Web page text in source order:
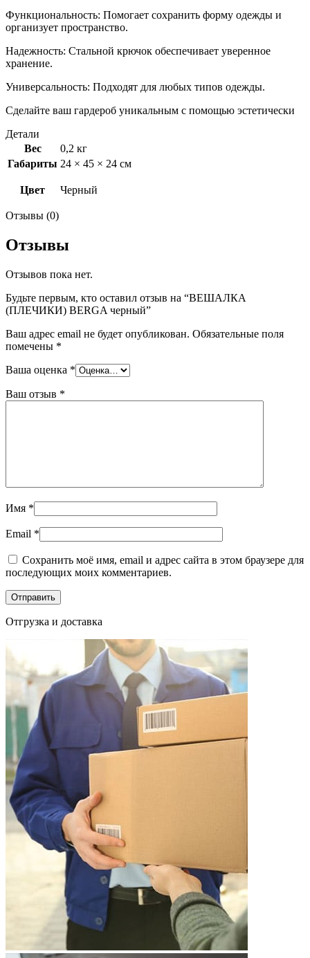
Функциональность: Помогает сохранить форму одежды и
организует пространство.
Надежность: Стальной крючок обеспечивает уверенное
хранение.
Универсальность: Подходят для любых типов одежды.
Сделайте ваш гардероб уникальным с помощью эстетически
Детали
Вес
0,2 кг
Габариты 24 × 45 × 24 см
Цвет Черный
Отзывы (0)
Отзывы
Отзывов пока нет.
Будьте первым, кто оставил отзыв на “ВЕШАЛКА
(ПЛЕЧИКИ) BERGA черный”
Ваш адрес email не будет опубликован. Обязательные поля
помечены *
Ваша оценка *
Ваш отзыв *
Имя *
Email *
Сохранить моё имя, email и адрес сайта в этом браузере для
последующих моих комментариев.
Отгрузка и доставка